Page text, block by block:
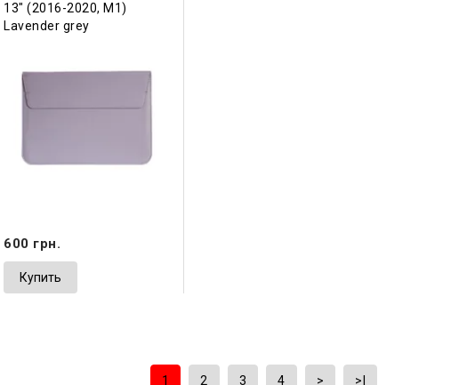
13" (2016-2020, М1)
Lavender grey
600 грн.
Купить
1 2 3 4 > >|